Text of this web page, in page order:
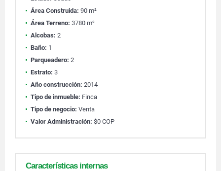
Área Construida: 90 m²
Área Terreno: 3780 m²
Alcobas: 2
Baño: 1
Parqueadero: 2
Estrato: 3
Año construcción: 2014
Tipo de inmueble: Finca
Tipo de negocio: Venta
Valor Administración: $0 COP
Características internas